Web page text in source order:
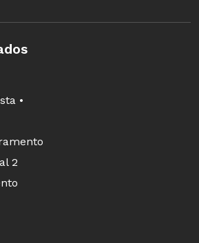
são fundamentais para
atividades que virão a
Formação:
projetos do Instituto Avisa Lá
Graduação em
Vera Cruz, em São Paulo.
•
2